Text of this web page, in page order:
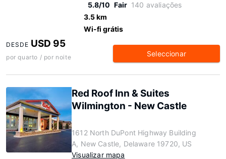
5.8/10 Fair 140 avaliações
3.5 km
Wi-fi grátis
DESDE USD 95
por quarto / por noite Seleccionar
Red Roof Inn & Suites
Wilmington - New Castle
1612 North DuPont Highway Building
A, New Castle, Delaware 19720, US
Visualizar mapa